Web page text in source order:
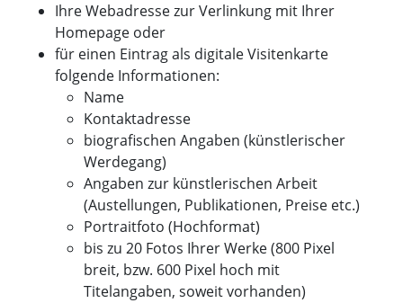
Ihre Webadresse zur Verlinkung mit Ihrer
Homepage oder
für einen Eintrag als digitale Visitenkarte
folgende Informationen:
Name
Kontaktadresse
biografischen Angaben (künstlerischer
Werdegang)
Angaben zur künstlerischen Arbeit
(Austellungen, Publikationen, Preise etc.)
Portraitfoto (Hochformat)
bis zu 20 Fotos Ihrer Werke (800 Pixel
breit, bzw. 600 Pixel hoch mit
Titelangaben, soweit vorhanden)